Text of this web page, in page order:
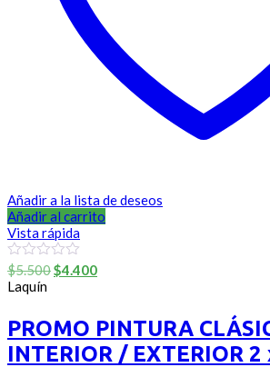
Añadir a la lista de deseos
Añadir al carrito
Vista rápida
0
out
of
$5.500El
era:
$5.500.
$4.400El
es:
$4.400.
Laquín
PROMO PINTURA
INTERIOR / EXTERIOR 2